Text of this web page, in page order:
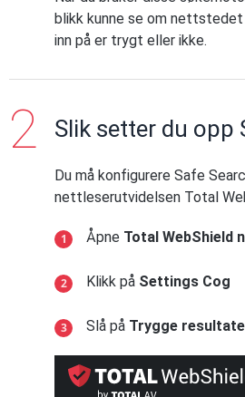
blikk kunne se om
inn på er trygt eller ikke.
Slik setter du opp
Du må konfigurere Safe
nettleserutvidelsen Total
Åpne Total WebShield
Klikk på Settings Cog
Slå på Trygge